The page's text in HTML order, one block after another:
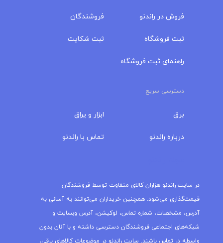
فروش در راندنو
ثبت فروشگاه
راهنمای ثبت فروشگاه
فروشندگان
ثبت شکایت
دسترسی سریع
برق
درباره‌ راندنو
ابزار و یراق
تماس با راندنو
در سایت راندنو هزاران کالای متفاوت توسط فروشندگان
قیمت‌گذاری می‌شود. همچنین خریداران می‌توانند به آسانی به
آدرس، مشخصات، شماره تماس، لوکیشن، آدرس وبسایت و
شبکه‌های اجتماعی فروشندگان دسترسی داشته و با آنان بدون
واسطه در تماس باشند. سایت راندنو در موضوعات کالاهای برقی،